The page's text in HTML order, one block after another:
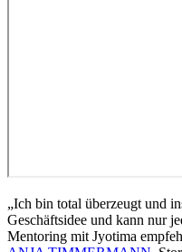
„Ich bin total überzeugt und
Geschäftsidee und kann nur
Mentoring mit Jyotima